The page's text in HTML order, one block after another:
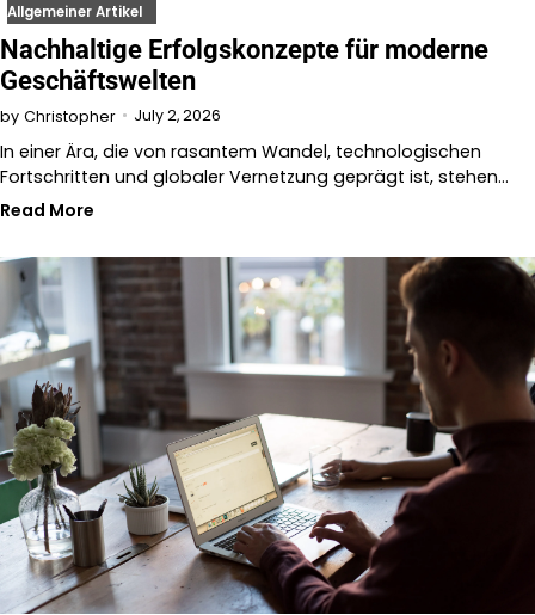
Allgemeiner Artikel
Nachhaltige Erfolgskonzepte für moderne
Geschäftswelten
by Christopher July 2, 2026
In einer Ära, die von rasantem Wandel, technologischen
Fortschritten und globaler Vernetzung geprägt ist, stehen…
Read More